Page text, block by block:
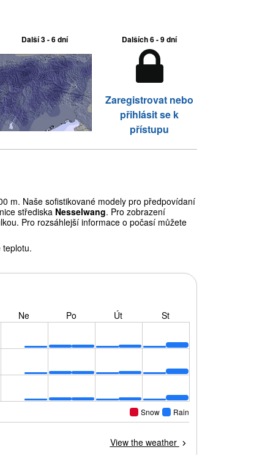
Další 3 - 6 dní Dalších 6 - 9 dní
Zaregistrovat nebo
přihlásit se k
přístupu
m. Naše sofistikované modely pro předpovídaní
střediska Nesselwang. Pro zobrazení
Pro rozsáhlejší informace o počasí můžete